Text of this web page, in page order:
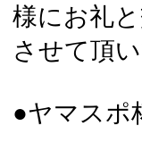
様にお礼
させて頂
●ヤマス